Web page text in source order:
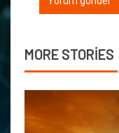
MORE STORIES